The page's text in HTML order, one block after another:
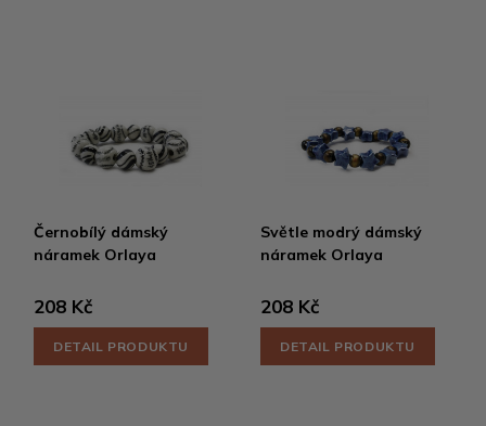
Černobílý dámský
náramek Orlaya
208 Kč
DETAIL PRODUKTU
Světle modrý dámský
náramek Orlaya
208 Kč
DETAIL PRODUKTU